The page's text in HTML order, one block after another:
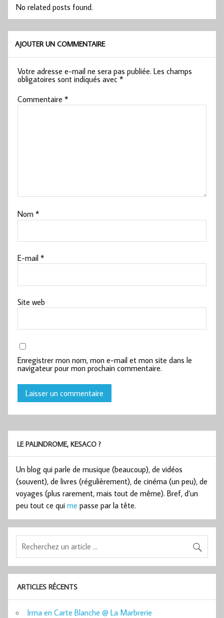
No related posts found.
AJOUTER UN COMMENTAIRE
Votre adresse e-mail ne sera pas publiée. Les champs
obligatoires sont indiqués avec*
Commentaire*
Nom*
E-mail*
Site web
Enregistrer mon nom, mon e-mail et mon site dans le
navigateur pour mon prochain commentaire.
LE PALINDROME, KESACO ?
Un blog qui parle de musique (beaucoup), de vidéos
(souvent), de livres (régulièrement), de cinéma (un peu), de
voyages (plus rarement, mais tout de même). Bref, d’un
peu tout ce qui me passe par la tête.
ARTICLES RÉCENTS
Irma en Carte Blanche @ La Marbrerie